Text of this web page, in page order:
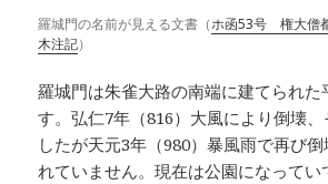
羅城門の名前が見える文書（ホ函53号 権大僧
木注記）
羅城門は朱雀大路の南端に建てられた
す。弘仁7年（816）大風により倒壊
したが天元3年（980）暴風雨で再び
れていません。現在は公園になってい